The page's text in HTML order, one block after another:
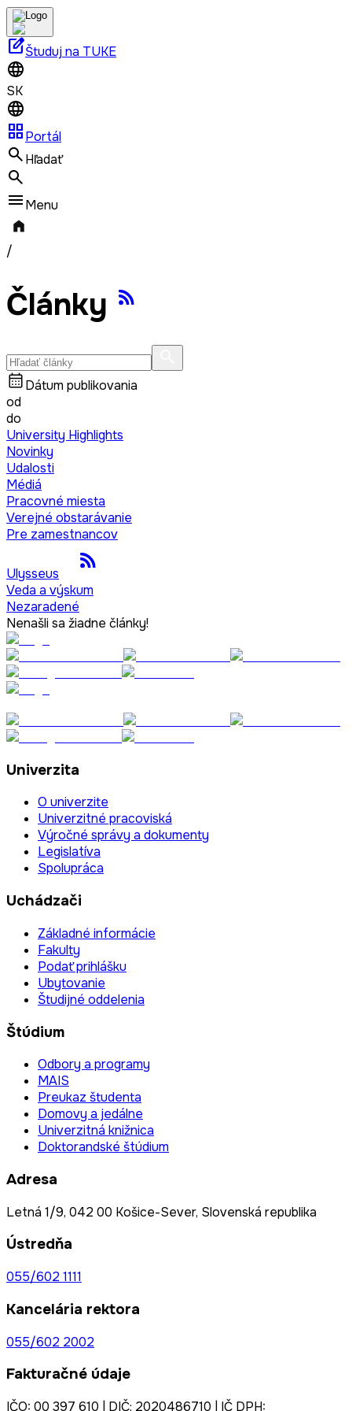
edit_squareŠtuduj na TUKE
SK
grid_viewPortál
Hľadať
Menu
/
Články
Dátum publikovania
od
do
University Highlights
Novinky
Udalosti
Médiá
Pracovné miesta
Verejné obstarávanie
Pre zamestnancov
Ulysseus
Veda a výskum
Nezaradené
Nenašli sa žiadne články!
Univerzita
O univerzite
Univerzitné pracoviská
Výročné správy a dokumenty
Legislatíva
Spolupráca
Uchádzači
Základné informácie
Fakulty
Podať prihlášku
Ubytovanie
Študijné oddelenia
Štúdium
Odbory a programy
MAIS
Preukaz študenta
Domovy a jedálne
Univerzitná knižnica
Doktorandské štúdium
Adresa
Letná 1/9, 042 00 Košice-Sever, Slovenská republika
Ústredňa
055/602 1111
Kancelária rektora
055/602 2002
Fakturačné údaje
IČO: 00 397 610 | DIČ: 2020486710 | IČ DPH: